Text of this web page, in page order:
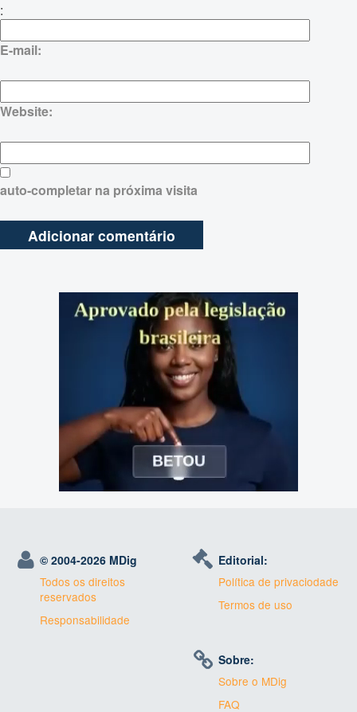
:
E-mail:
Website:
auto-completar na próxima visita
© 2004-2026 MDig
Todos os direitos
reservados
Responsabilidade
Editorial:
Política de privaciodade
Termos de uso
Sobre:
Sobre o MDig
FAQ